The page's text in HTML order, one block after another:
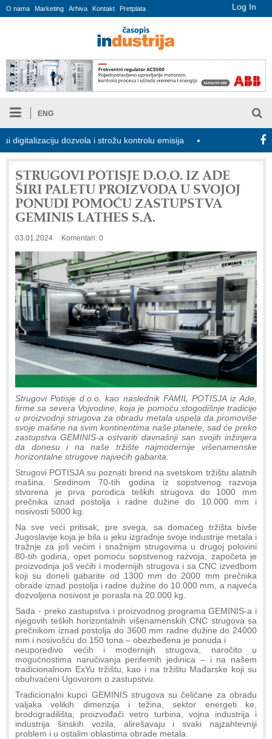
Log In
O nama Marketing Arhiva Kontakt Pretplata
ENG
dozvola i strožu kontrolu emisija Proizvodnja iC7
STRUGOVI POTISJE D.O.O. IZ ADE
ŠIRI PALETU PROIZVODA U SVOJOJ
PONUDI POMOĆU ZASTUPSTVA
GEMINIS LATHES S.A.
03.01.2024 Komentari: 0
Strugovi Potisje d.o.o. kao naslednik FAMIL POTISJA iz Ade,
firme sa severa Vojvodine, koja je pomoću stogodišnje tradicije
u proizvodnji strugova za obradu metala uspela da promoviše
svoje mašine na svim kontinentima naše planete, sad će preko
zastupstva GEMINIS-a ostvariti davnašnji san svojih inžinjera
da donesu i na naše tržište najmodernije višenamenske
horizontalne strugove najvećih gabarita.
Strugovi POTISJA su poznati brend na svetskom tržištu alatnih
mašina. Sredinom 70-tih godina iz sopstvenog razvoja
stvorena je prva porodica teških strugova do 1000 mm
prečnika iznad postolja i radne dužine do 10.000 mm i
nosivosti 5000 kg.
Na sve veći pritisak, pre svega, sa domaćeg tržišta bivše
Jugoslavije koja je bila u jeku izgradnje svoje industrije metala i
tražnje za još većim i snažnijim strugovima u drugoj polovini
80-tih godina, opet pomoću sopstvenog razvoja, započeta je
proizvodnja još većih i modernijih strugova i sa CNC izvedbom
koji su doneli gabarite od 1300 mm do 2000 mm prečnika
obrade iznad postolja i radne dužine do 10.000 mm, a najveća
dozvoljena nosivost je porasla na 20.000 kg.
Sada - preko zastupstva i proizvodnog programa GEMINIS-a i
njegovih teških horizontalnih višenamenskih CNC strugova sa
prečnikom iznad postolja do 3600 mm radne dužine do 24000
mm i nosivošću do 150 tona – obezbeđena je ponuda i
neuporedivo većih i modernijih strugova, naročito u
mogućnostima naručivanja perifernih jedinica – i na našem
tradicionalnom ExYu tržištu, kao i na tržištu Mađarske koji su
obuhvaćeni Ugovorom o zastupstvu.
Tradicionalni kupci GEMINIS strugova su čeličane za obradu
valjaka velikih dimenzija i težina, sektor energeti ke,
brodogradilišta, proizvođači vetro turbina, vojna industrija i
industrija šinskih vozila, alirešavaju i svaki najzahtevniji
problem i u ostalim oblastima obrade metala.